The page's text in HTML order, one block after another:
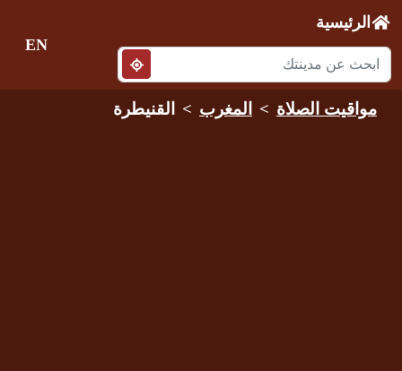
الرئيسية
EN
مواقيت الصلاة المغرب القنيطرة